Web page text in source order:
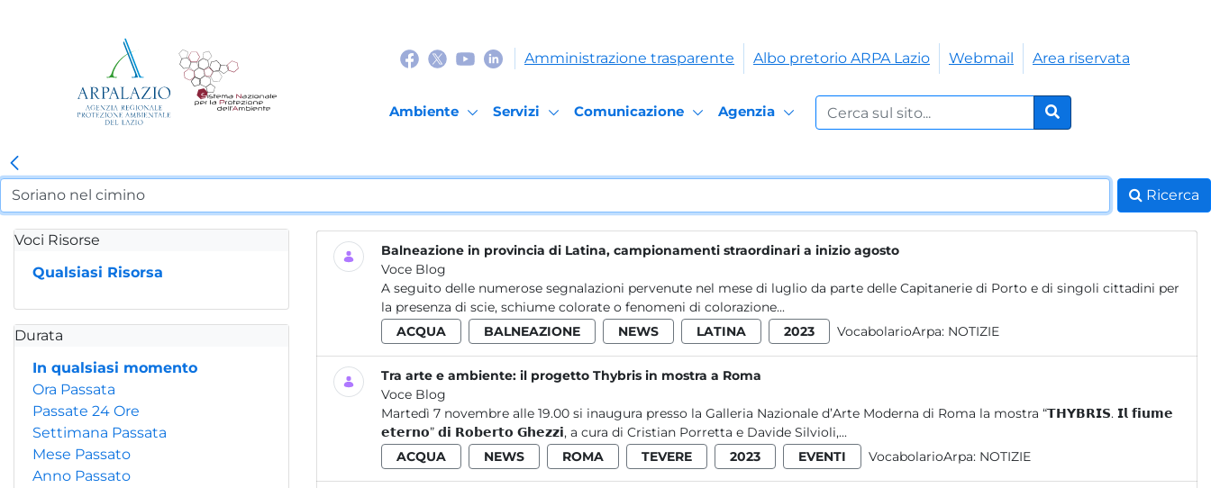
Amministrazione trasparente Albo pretorio ARPA Lazio Webmail Area riservata
Ambiente Servizi Comunicazione Agenzia
Cerca nel sito:
Cerca
Ricerca
Voci Risorse
Qualsiasi Risorsa
Durata
In qualsiasi momento
Ora Passata
Passate 24 Ore
Settimana Passata
Mese Passato
Anno Passato
Balneazione in provincia di Latina, campionamenti straordinari a inizio agosto
Voce Blog
A seguito delle numerose segnalazioni pervenute nel mese di luglio da parte delle Capitanerie di Porto e di singoli cittadini per
la presenza di scie, schiume colorate o fenomeni di colorazione...
ACQUA
BALNEAZIONE NEWS LATINA 2023 VocabolarioArpa: NOTIZIE
Tra arte e ambiente: il progetto Thybris in mostra a Roma
Voce Blog
Martedì 7 novembre alle 19.00 si inaugura presso la Galleria Nazionale d’Arte Moderna di Roma la mostra “𝗧𝗛𝗬𝗕𝗥𝗜𝗦. 𝗜𝗹 𝗳𝗶𝘂𝗺𝗲
𝗲𝘁𝗲𝗿𝗻𝗼” 𝗱𝗶 𝗥𝗼𝗯𝗲𝗿𝘁𝗼 𝗚𝗵𝗲𝘇𝘇𝗶, a cura di Cristian Porretta e Davide Silvioli,...
ACQUA
NEWS ROMA TEVERE 2023 EVENTI VocabolarioArpa: NOTIZIE